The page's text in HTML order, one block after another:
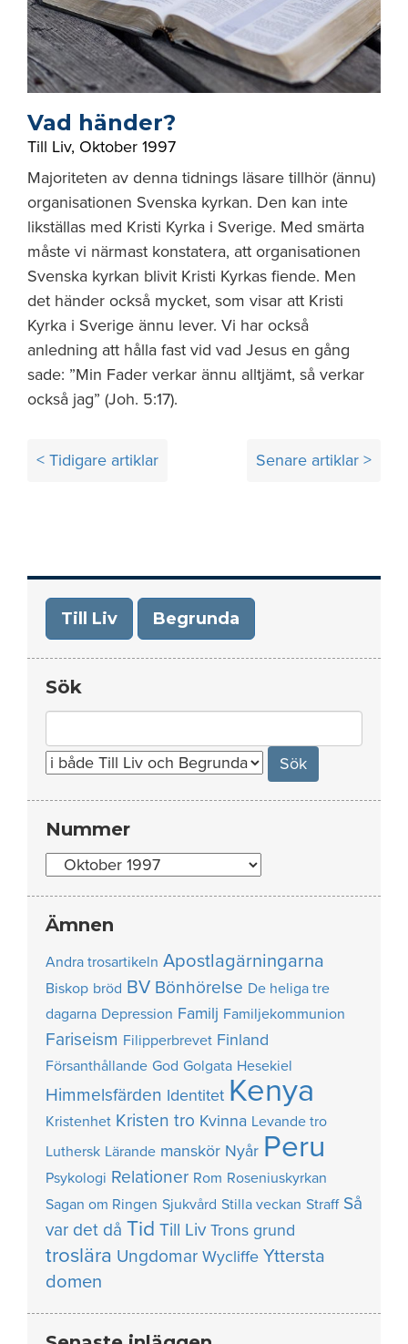
Vad händer?
Till Liv, Oktober 1997
Majoriteten av denna tidnings läsare tillhör (ännu)
organisationen Svenska kyrkan. Den kan inte
likställas med Kristi Kyrka i Sverige. Med smärta
måste vi närmast konstatera, att organisationen
Svenska kyrkan blivit Kristi Kyrkas fiende. Men
det händer också mycket, som visar att Kristi
Kyrka i Sverige ännu lever. Vi har också
anledning att hålla fast vid vad Jesus en gång
sade: ”Min Fader verkar ännu alltjämt, så verkar
också jag” (Joh. 5:17).
Inläggsnavigering
< Tidigare artiklar Senare artiklar >
Till Liv Begrunda
Sök
for:
Nummer
Nummer
Ämnen
Andra trosartikeln Apostlagärningarna
Biskop bröd BV Bönhörelse De heliga tre
dagarna Depression Familj Familjekommunion
Fariseism Filipperbrevet Finland
Försanthållande God Golgata Hesekiel
Himmelsfärden Identitet Kenya
Kristenhet Kristen tro Kvinna Levande tro
Luthersk Lärande manskör Nyår Peru
Psykologi Relationer Rom Roseniuskyrkan
Sagan om Ringen Sjukvård Stilla veckan Straff Så
var det då Tid Till Liv Trons grund
troslära Ungdomar Wycliffe Yttersta
domen